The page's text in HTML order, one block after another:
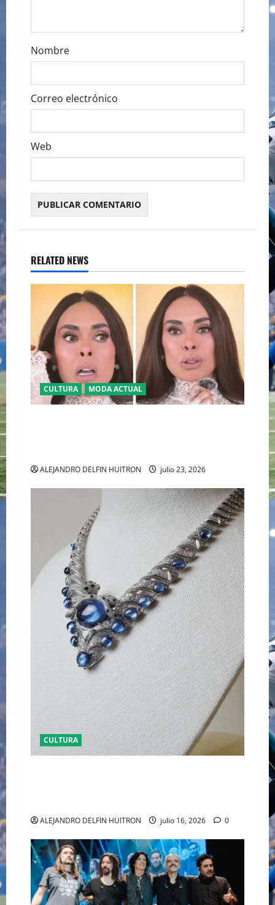
n
Nombre
Correo electrónico
Web
RELATED NEWS
CULTURA MODA ACTUAL
ALEJANDRO DELFIN HUITRON julio 23, 2026
CULTURA
ALEJANDRO DELFIN HUITRON julio 16, 2026 0